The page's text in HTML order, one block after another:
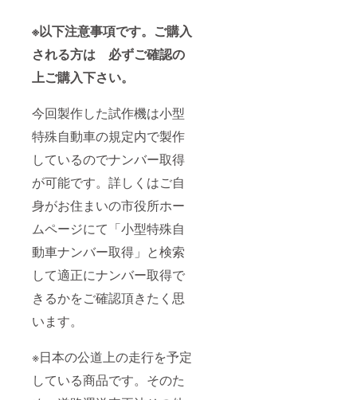
※以下注意事項です。ご購入
される方は 必ずご確認の
上ご購入下さい。
今回製作した試作機は小型
特殊自動車の規定内で製作
しているのでナンバー取得
が可能です。詳しくはご自
身がお住まいの市役所ホー
ムページにて「小型特殊自
動車ナンバー取得」と検索
して適正にナンバー取得で
きるかをご確認頂きたく思
います。
※日本の公道上の走行を予定
している商品です。そのた